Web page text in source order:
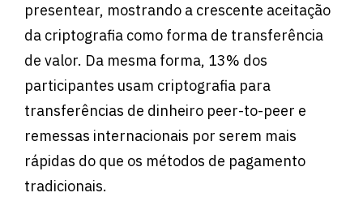
presentear, mostrando a crescente aceitação
da criptografia como forma de transferência
de valor. Da mesma forma, 13% dos
participantes usam criptografia para
transferências de dinheiro peer-to-peer e
remessas internacionais por serem mais
rápidas do que os métodos de pagamento
tradicionais.